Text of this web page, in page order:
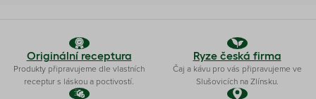
Originální receptura
Produkty připravujeme dle vlastních
receptur s láskou a poctivostí.
Ryze česká firma
Čaj a kávu pro vás připravujeme ve
Slušovicích na Zlínsku.